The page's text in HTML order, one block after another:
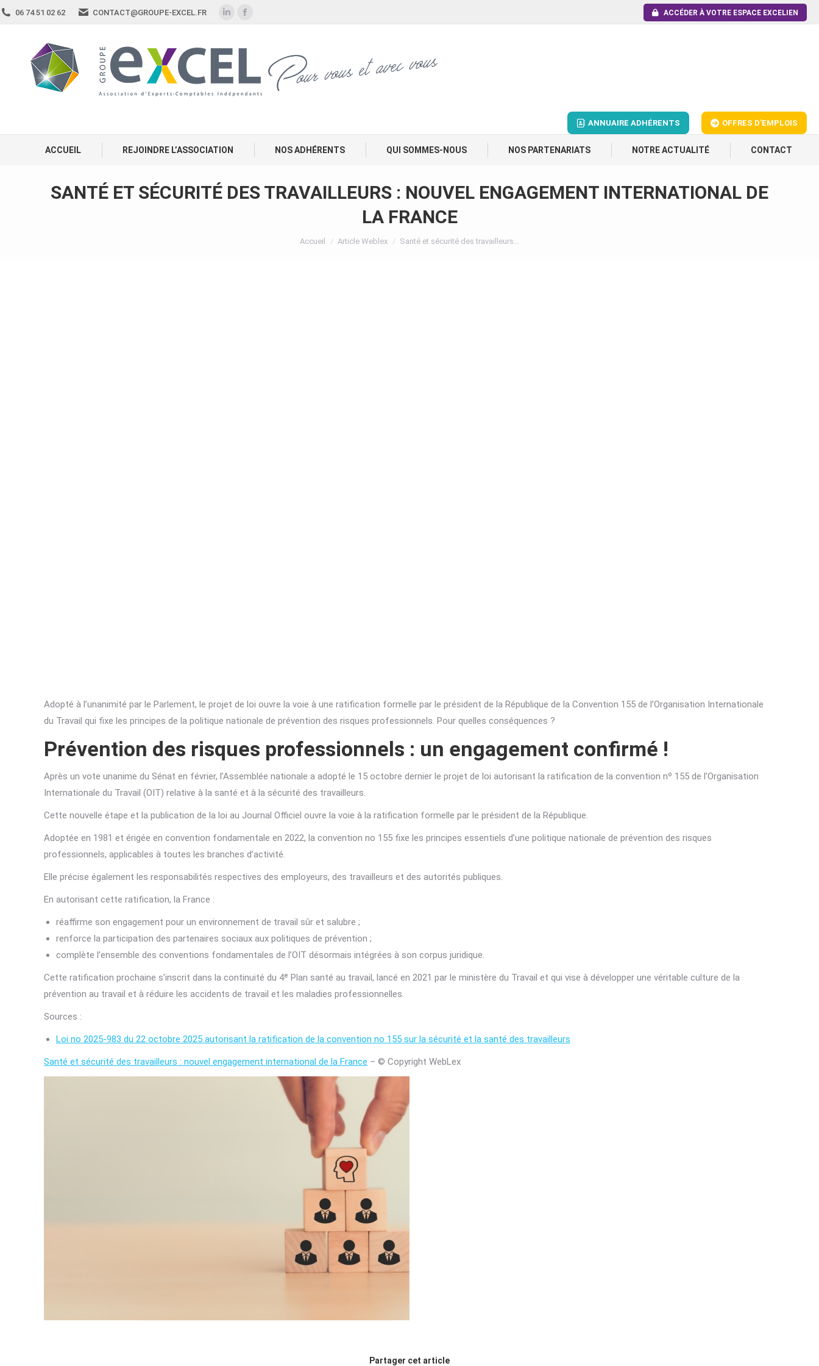
06 74 51 02 62 CONTACT@GROUPE-EXCEL.FR ACCÉDER À VOTRE ESPACE EXCELIEN
ANNUAIRE ADHÉRENTS OFFRES D'EMPLOIS
ACCUEIL REJOINDRE L’ASSOCIATION NOS ADHÉRENTS QUI SOMMES-NOUS NOS PARTENARIATS NOTRE ACTUALITÉ CONTACT
SANTÉ ET SÉCURITÉ DES TRAVAILLEURS : NOUVEL ENGAGEMENT INTERNATIONAL DE
LA FRANCE
Vous êtes ici :
Accueil Article Weblex Santé et sécurité des travailleurs…
Adopté à l’unanimité par le Parlement, le projet de loi ouvre la voie à une ratification formelle par le président de la République de la Convention 155 de l’Organisation Internationale
du Travail qui fixe les principes de la politique nationale de prévention des risques professionnels. Pour quelles conséquences ?
Prévention des risques professionnels : un engagement confirmé !
Après un vote unanime du Sénat en février, l’Assemblée nationale a adopté le 15 octobre dernier le projet de loi autorisant la ratification de la convention nᵒ 155 de l’Organisation
Internationale du Travail (OIT) relative à la santé et à la sécurité des travailleurs.
Cette nouvelle étape et la publication de la loi au Journal Officiel ouvre la voie à la ratification formelle par le président de la République.
Adoptée en 1981 et érigée en convention fondamentale en 2022, la convention no 155 fixe les principes essentiels d’une politique nationale de prévention des risques
professionnels, applicables à toutes les branches d’activité.
Elle précise également les responsabilités respectives des employeurs, des travailleurs et des autorités publiques.
En autorisant cette ratification, la France :
réaffirme son engagement pour un environnement de travail sûr et salubre ;
renforce la participation des partenaires sociaux aux politiques de prévention ;
complète l’ensemble des conventions fondamentales de l’OIT désormais intégrées à son corpus juridique.
Cette ratification prochaine s’inscrit dans la continuité du 4ᵉ Plan santé au travail, lancé en 2021 par le ministère du Travail et qui vise à développer une véritable culture de la
prévention au travail et à réduire les accidents de travail et les maladies professionnelles.
Sources :
Loi no 2025-983 du 22 octobre 2025 autorisant la ratification de la convention no 155 sur la sécurité et la santé des travailleurs
Santé et sécurité des travailleurs : nouvel engagement international de la France – © Copyright WebLex
Partager cet article